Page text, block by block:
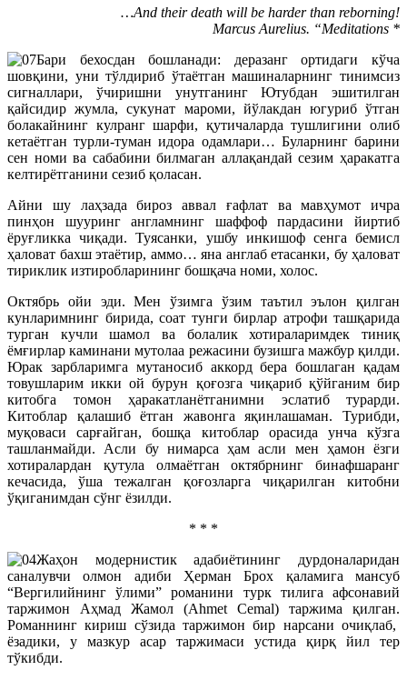
…And their death will be harder than reborning!
Marcus Aurelius. “Meditations *
Бари бехосдан бошланади: деразанг ортидаги кўча
шовқини, уни тўлдириб ўтаётган машиналарнинг тинимсиз
сигналлари, ўчиришни унутганинг Ютубдан эшитилган
қайсидир жумла, сукунат мароми, йўлакдан югуриб ўтган
болакайнинг кулранг шарфи, қутичаларда тушлигини олиб
кетаётган турли-туман идора одамлари… Буларнинг барини
сен номи ва сабабини билмаган аллақандай сезим ҳаракатга
келтирётганини сезиб қоласан.
Айни шу лаҳзада бироз аввал ғафлат ва мавҳумот ичра
пинҳон шууринг англамнинг шаффоф пардасини йиртиб
ёруғликка чиқади. Туясанки, ушбу инкишоф сенга бемисл
ҳаловат бахш этаётир, аммо… яна англаб етасанки, бу ҳаловат
тириклик изтиробларининг бошқача номи, холос.
Октябрь ойи эди. Мен ўзимга ўзим таътил эълон қилган
кунларимнинг бирида, соат тунги бирлар атрофи ташқарида
турган кучли шамол ва болалик хотираларимдек тиниқ
ёмғирлар каминани мутолаа режасини бузишга мажбур қилди.
Юрак зарбларимга мутаносиб аккорд бера бошлаган қадам
товушларим икки ой бурун қоғозга чиқариб қўйганим бир
китобга томон ҳаракатланётганимни эслатиб турарди.
Китоблар қалашиб ётган жавонга яқинлашаман. Турибди,
муқоваси сарғайган, бошқа китоблар орасида унча кўзга
ташланмайди. Асли бу нимарса ҳам асли мен ҳамон ёзги
хотиралардан қутула олмаётган октябрнинг бинафшаранг
кечасида, ўша тежалган қоғозларга чиқарилган китобни
ўқиганимдан сўнг ёзилди.
* * *
Жаҳон модернистик адабиётининг дурдоналаридан
саналувчи олмон адиби Ҳерман Брох қаламига мансуб
“Вергилийнинг ўлими” романини турк тилига афсонавий
таржимон Аҳмад Жамол (Ahmet Cemal) таржима қилган.
Романнинг кириш сўзида таржимон бир нарсани очиқлаб,
ёзадики, у мазкур асар таржимаси устида қирқ йил тер
тўкибди.